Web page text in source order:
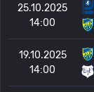
25.10.2025
14:00
19.10.2025
14:00